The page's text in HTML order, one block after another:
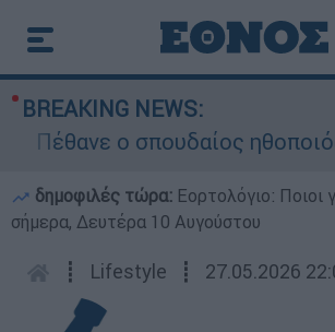
BREAKING NEWS:
ο σπουδαίος ηθοποιός
δημοφιλές τώρα: Εορτολόγιο: Ποιοι
σήμερα, Δευτέρα 10 Αυγούστου
┋ Lifestyle ┋ 27.05.2026